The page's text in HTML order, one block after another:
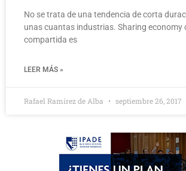
No se trata de una tendencia de corta
unas cuantas industrias. Sharing economy
compartida es
LEER MÁS »
Rafael Ramírez de Alba septiembre 26, 2017